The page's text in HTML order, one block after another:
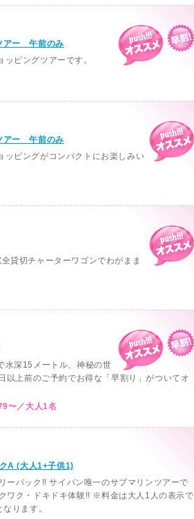
アー 午前のみ
ッピングツアーです。
アー 午前のみ
ッピングがコンパクトにお楽しみい
貸切チャーターワゴンでわがまま
水深15メートル、神秘の世
上前のご予約でお得な「早割り」がついてオ
〜／大人1名
A (大人1+子供1)
ーパック!! サイパン唯一のサブマリンツアーで
ワク・ドキドキ体験!! ※料金は大人1人の表示で
ります。